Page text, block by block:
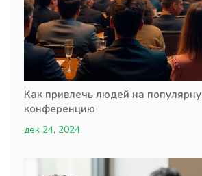
Как привлечь людей на
конференцию
дек 24, 2024